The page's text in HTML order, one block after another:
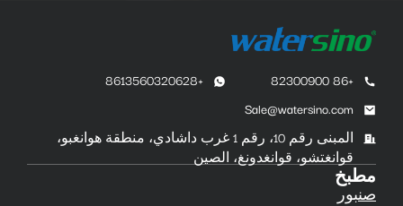
+86 82300900
+8613560320628
Sale@watersino.com
المبنى رقم 10، رقم 1 غرب داشادي، منطقة هوانغبو،
قوانغتشو، قوانغدونغ، الصين
مطبخ
صنبور